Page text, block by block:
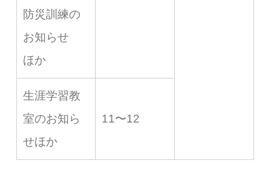
防災訓練の
お知らせ
ほか
生涯学習教
室のお知ら
せほか
11〜12